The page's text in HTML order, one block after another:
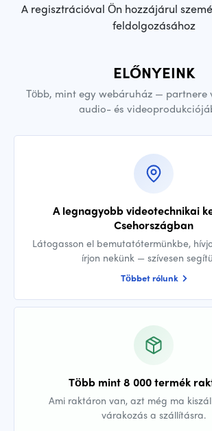
A regisztrációval Ön hozzájárul
feldolgozásához
ELŐNYEINK
Több, mint egy webáruház — partnere
audio- és
A legnagyobb videotechnikai
Csehországban
Látogasson el bemutatótermünkbe,
írjon nekünk — szívesen
Többet rólunk
Több mint 8 000 termék
Ami raktáron van, azt még ma
várakozás a szállításra.